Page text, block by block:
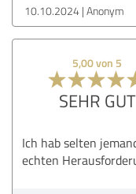
10.10.2024 Anonym
5,00 von 5
SEHR GUT
Ich hab selten
echten